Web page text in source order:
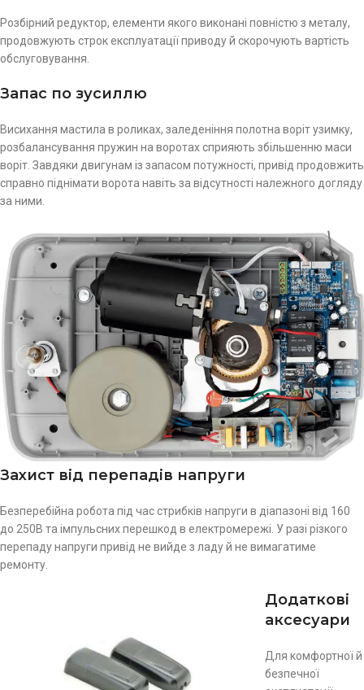
Розбірний редуктор, елементи якого виконані повністю з металу,
продовжують строк експлуатації приводу й скорочують вартість
обслуговування.
Запас по зусиллю
Висихання мастила в роликах, заледеніння полотна воріт узимку,
розбалансування пружин на воротах сприяють збільшенню маси
воріт. Завдяки двигунам із запасом потужності, привід продовжить
справно піднімати ворота навіть за відсутності належного догляду
за ними.
Захист від перепадів напруги
Безперебійна робота під час стрибків напруги в діапазоні від 160
до 250В та імпульсних перешкод в електромережі. У разі різкого
перепаду напруги привід не вийде з ладу й не вимагатиме
ремонту.
Додаткові
аксесуари
Для комфортної й
безпечної